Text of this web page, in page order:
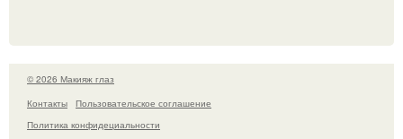
© 2026 Макияж глаз
Контакты
Пользовательское соглашение
Политика конфидециальности